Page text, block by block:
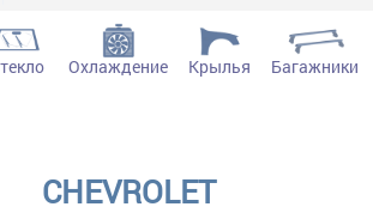
Охлаждение Крылья Багажники
CHEVROLET